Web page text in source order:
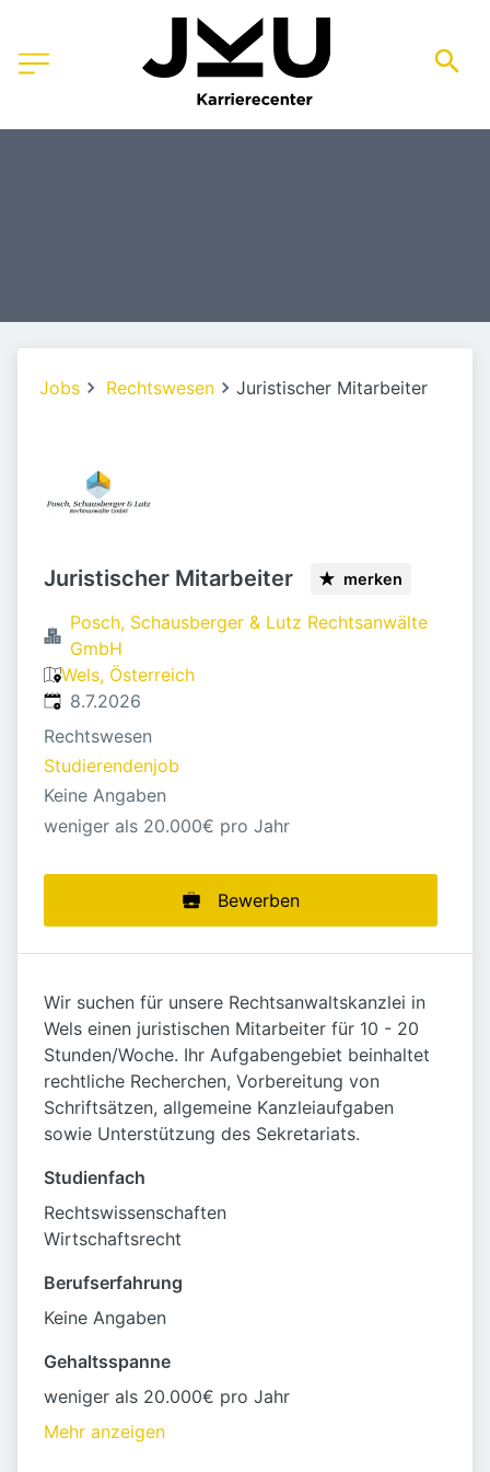
Jobs Rechtswesen Juristischer Mitarbeiter
Juristischer Mitarbeiter merken
Posch, Schausberger & Lutz Rechtsanwälte
GmbH
Wels, Österreich
Veröffentlicht
8.7.2026
Rechtswesen
Studierendenjob
Keine Angaben
weniger als 20.000€ pro Jahr
Bewerben
Wir suchen für unsere Rechtsanwaltskanzlei in
Wels einen juristischen Mitarbeiter für 10 - 20
Stunden/Woche. Ihr Aufgabengebiet beinhaltet
rechtliche Recherchen, Vorbereitung von
Schriftsätzen, allgemeine Kanzleiaufgaben
sowie Unterstützung des Sekretariats.
Studienfach
Rechtswissenschaften
Wirtschaftsrecht
Berufserfahrung
Keine Angaben
Gehaltsspanne
weniger als 20.000€ pro Jahr
Mehr anzeigen